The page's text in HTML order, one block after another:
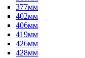
377мм
402мм
406мм
419мм
426мм
428мм